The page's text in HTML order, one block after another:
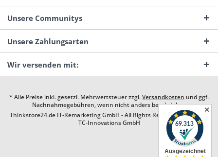
Unsere Communitys
Unsere Zahlungsarten
Wir versenden mit:
* Alle Preise inkl. gesetzl. Mehrwertsteuer zzgl.Versandkosten und ggf.
Nachnahmegebühren, wenn nicht anders beschrieben
Thinkstore24.de IT-Remarketing GmbH - All Rights Reserved. Design by
TC-Innovations GmbH
✕